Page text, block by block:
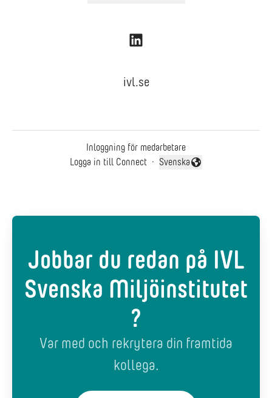
ivl.se
Inloggning för medarbetare
Logga in till Connect ·
Byt språk
Svenska
Jobbar du redan på IVL
Svenska Miljöinstitutet
?
Var med och rekrytera din framtida
kollega.